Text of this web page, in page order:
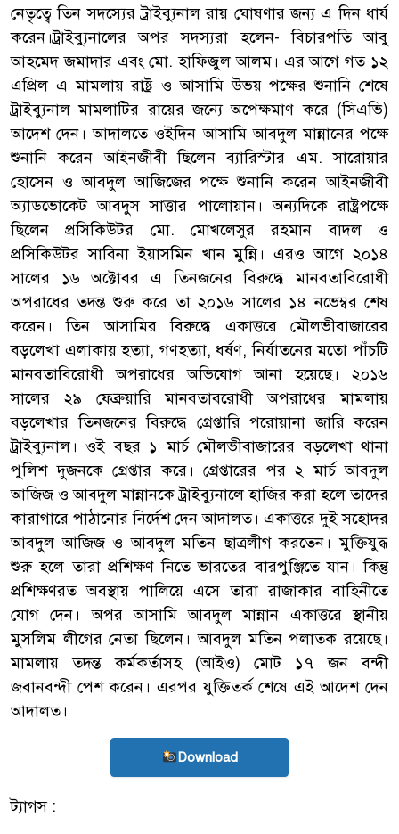
নেতৃত্বে তিন সদস্যের ট্রাইব্যুনাল রায় ঘোষণার জন্য এ দিন ধার্য
করেন।ট্রাইব্যুনালের অপর সদস্যরা হলেন- বিচারপতি আবু
আহমেদ জমাদার এবং মো. হাফিজুল আলম। এর আগে গত ১২
এপ্রিল এ মামলায় রাষ্ট্র ও আসামি উভয় পক্ষের শুনানি শেষে
ট্রাইব্যুনাল মামলাটির রায়ের জন্যে অপেক্ষমাণ করে (সিএভি)
আদেশ দেন। আদালতে ওইদিন আসামি আবদুল মান্নানের পক্ষে
শুনানি করেন আইনজীবী ছিলেন ব্যারিস্টার এম. সারোয়ার
হোসেন ও আবদুল আজিজের পক্ষে শুনানি করেন আইনজীবী
অ্যাডভোকেট আবদুস সাত্তার পালোয়ান। অন্যদিকে রাষ্ট্রপক্ষে
ছিলেন প্রসিকিউটর মো. মোখলেসুর রহমান বাদল ও
প্রসিকিউটর সাবিনা ইয়াসমিন খান মুন্নি। এরও আগে ২০১৪
সালের ১৬ অক্টোবর এ তিনজনের বিরুদ্ধে মানবতাবিরোধী
অপরাধের তদন্ত শুরু করে তা ২০১৬ সালের ১৪ নভেম্বর শেষ
করেন। তিন আসামির বিরুদ্ধে একাত্তরে মৌলভীবাজারের
বড়লেখা এলাকায় হত্যা, গণহত্যা, ধর্ষণ, নির্যাতনের মতো পাঁচটি
মানবতাবিরোধী অপরাধের অভিযোগ আনা হয়েছে। ২০১৬
সালের ২৯ ফেব্রুয়ারি মানবতাবরোধী অপরাধের মামলায়
বড়লেখার তিনজনের বিরুদ্ধে গ্রেপ্তারি পরোয়ানা জারি করেন
ট্রাইব্যুনাল। ওই বছর ১ মার্চ মৌলভীবাজারের বড়লেখা থানা
পুলিশ দুজনকে গ্রেপ্তার করে। গ্রেপ্তারের পর ২ মার্চ আবদুল
আজিজ ও আবদুল মান্নানকে ট্রাইব্যুনালে হাজির করা হলে তাদের
কারাগারে পাঠানোর নির্দেশ দেন আদালত। একাত্তরে দুই সহোদর
আবদুল আজিজ ও আবদুল মতিন ছাত্রলীগ করতেন। মুক্তিযুদ্ধ
শুরু হলে তারা প্রশিক্ষণ নিতে ভারতের বারপুঞ্জিতে যান। কিন্তু
প্রশিক্ষণরত অবস্থায় পালিয়ে এসে তারা রাজাকার বাহিনীতে
যোগ দেন। অপর আসামি আবদুল মান্নান একাত্তরে স্থানীয়
মুসলিম লীগের নেতা ছিলেন। আবদুল মতিন পলাতক রয়েছে।
মামলায় তদন্ত কর্মকর্তাসহ (আইও) মোট ১৭ জন বন্দী
জবানবন্দী পেশ করেন। এরপর যুক্তিতর্ক শেষে এই আদেশ দেন
আদালত।
Download
ট্যাগস :